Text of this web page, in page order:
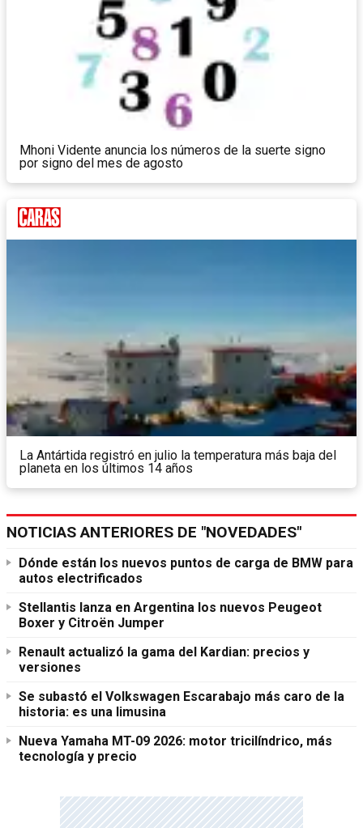
Mhoni Vidente anuncia los números de la suerte signo
por signo del mes de agosto
La Antártida registró en julio la temperatura más baja del
planeta en los últimos 14 años
NOTICIAS ANTERIORES DE "NOVEDADES"
Dónde están los nuevos puntos de carga de BMW para
autos electrificados
Stellantis lanza en Argentina los nuevos Peugeot
Boxer y Citroën Jumper
Renault actualizó la gama del Kardian: precios y
versiones
Se subastó el Volkswagen Escarabajo más caro de la
historia: es una limusina
Nueva Yamaha MT-09 2026: motor tricilíndrico, más
tecnología y precio